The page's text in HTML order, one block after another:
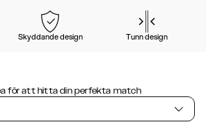
Skyddande design Tunn design
för att hitta din perfekta match